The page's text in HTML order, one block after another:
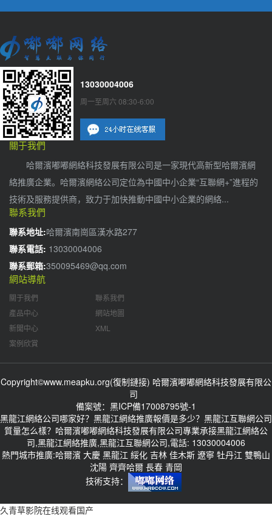
流，來公司或上門均可）
13030004006
周一至周六 08:30-6:00
關于我們
哈爾濱嘟嘟網絡科技發展有限公司是一家現代高新型哈爾濱網
絡推廣企業。哈爾濱網絡公司定位為中國中小企業“互聯網+”進程的
技術及服務提供商，致力于加快推動中國中小企業的網絡...
聯系我們
聯系地址:哈爾濱南崗區漢水路277
聯系電話: 13030004006
聯系郵箱:350095469@qq.com
網站導航
關于我們
產品中心
新聞中心
案例欣賞
聯系我們
網站地圖
XML
Copyright©www.meapku.org(復制鏈接) 哈爾濱嘟嘟網絡科技發展有限公
司
備案號： 黑ICP備17008795號-1
黑龍江網絡公司哪家好？黑龍江網絡推廣報價是多少？黑龍江互聯網公司
質量怎么樣？哈爾濱嘟嘟網絡科技發展有限公司專業承接黑龍江網絡公
司,黑龍江網絡推廣,黑龍江互聯網公司,電話: 13030004006
熱門城市推廣:哈爾濱 大慶 黑龍江 綏化 吉林 佳木斯 遼寧 牡丹江 雙鴨山
沈陽 齊齊哈爾 長春 青岡
技術支持：
久青草影院在线观看国产